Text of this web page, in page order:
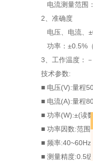
电流测量范围
2、准确度
电压、电流、
功率：±0.5%
3、工作温度：
技术参数:
■ 电压(V):量程
■ 电流(A):量程
■ 功率(W):±(读
■ 功率因数:范围
■ 频率
■ 测量精度:0.5级